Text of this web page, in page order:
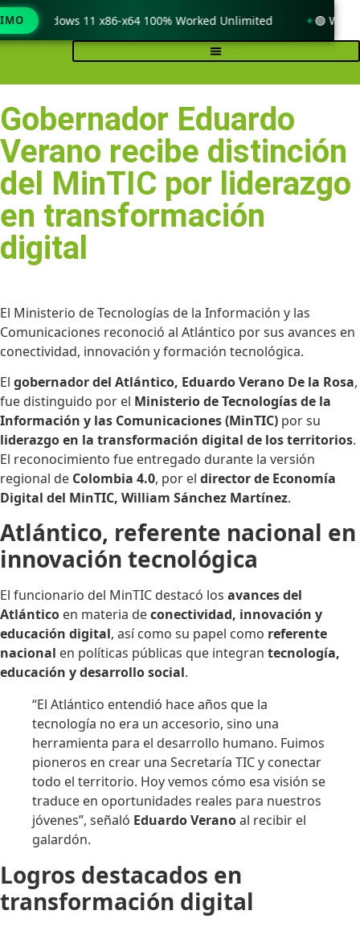
Gobernador Eduardo
Verano recibe distinción
del MinTIC por liderazgo
en transformación
digital
El Ministerio de Tecnologías de la Información y las
Comunicaciones reconoció al Atlántico por sus avances en
conectividad, innovación y formación tecnológica.
El gobernador del Atlántico, Eduardo Verano De la Rosa,
fue distinguido por el Ministerio de Tecnologías de la
Información y las Comunicaciones (MinTIC) por su
liderazgo en la transformación digital de los territorios.
El reconocimiento fue entregado durante la versión
regional de Colombia 4.0, por el director de Economía
Digital del MinTIC, William Sánchez Martínez.
Atlántico, referente nacional en
innovación tecnológica
El funcionario del MinTIC destacó los avances del
Atlántico en materia deconectividad, innovación y
educación digital, así como su papel como referente
nacional en políticas públicas que integran tecnología,
educación y desarrollo social.
“El Atlántico entendió hace años que la
tecnología no era un accesorio, sino una
herramienta para el desarrollo humano. Fuimos
pioneros en crear una Secretaría TIC y conectar
todo el territorio. Hoy vemos cómo esa visión se
traduce en oportunidades reales para nuestros
jóvenes”, señaló Eduardo Veranoal recibir el
galardón.
Logros destacados en
transformación digital
Windows 11 x86-x64 100% Worked Unlimited 🟢